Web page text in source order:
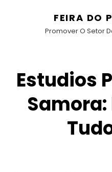
FEIRA DO
Promover O Setor
Estudios